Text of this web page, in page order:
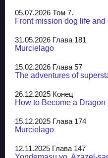
05.07.2026 Том 7.
Front mission dog life and
31.05.2026 Глава 181
Murcielago
15.02.2026 Глава 57
The adventures of
26.12.2025 Конец
How to Become a Dragon
15.12.2025 Глава 174
Murcielago
12.11.2025 Глава 147